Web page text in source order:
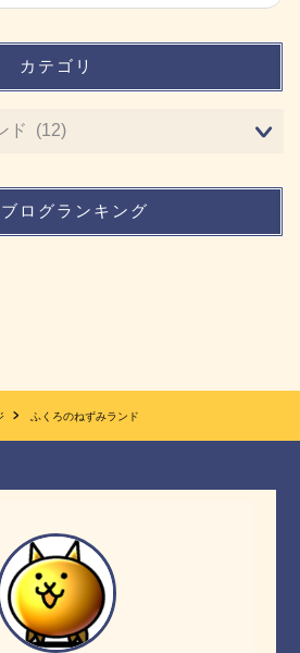
カテゴリ
ログランキング
ふくろのねずみランド